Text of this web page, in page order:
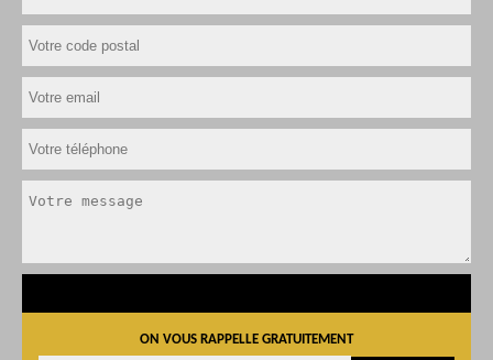
ON VOUS RAPPELLE GRATUITEMENT